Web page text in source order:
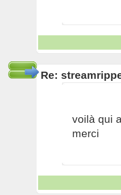
Re:
voilà qui
merci